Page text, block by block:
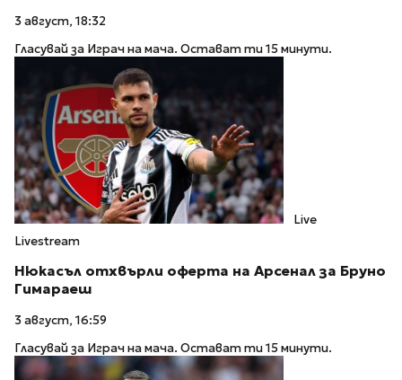
3 август, 18:32
Гласувай за Играч на мача. Остават ти 15 минути.
Live
Livestream
Нюкасъл отхвърли оферта на Арсенал за Бруно
Гимараеш
3 август, 16:59
Гласувай за Играч на мача. Остават ти 15 минути.